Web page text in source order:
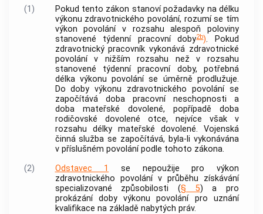
(1)
Pokud tento zákon stanoví požadavky na délku
výkonu zdravotnického povolání, rozumí se tím
výkon povolání v rozsahu alespoň poloviny
stanovené týdenní pracovní doby2b). Pokud
zdravotnický pracovník vykonává zdravotnické
povolánív nižším rozsahu než v rozsahu
stanovené týdenní pracovní doby, potřebná
délka výkonu povolání se úměrně prodlužuje.
Do doby výkonu zdravotnického povoláníse
započítává doba pracovní neschopnosti a
doba mateřské dovolené, popřípadě doba
rodičovské dovolené otce, nejvíce však v
rozsahu délky mateřské dovolené. Vojenská
činná služba se započítává, byla-li vykonávána
v příslušném povolání podle tohoto zákona.
(2)
Odstavec 1
se nepoužije pro výkon
zdravotnického povolánív průběhu získávání
specializované způsobilosti (§ 5) a pro
prokázání doby výkonu povolání pro uznání
kvalifikace na základě nabytých práv.